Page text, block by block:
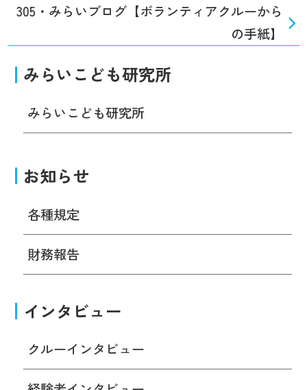
305・みらいブログ【ボランティアクルーから
の手紙】
みらいこども研究所
みらいこども研究所
お知らせ
各種規定
財務報告
インタビュー
クルーインタビュー